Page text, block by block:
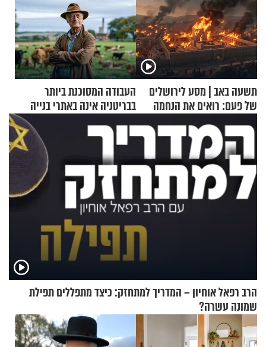
תשעה באב | מסע לירושלים
של פעם: רואים את הנחמה
העבודה המסוכנת ביותר
בבריטניה אינה באתרי בנייה
אלא דווקא בשדות
הרב רפאל אוחיון – המדריך למתחזק: כיצד מתפללים תפילת
שמונה עשרה?